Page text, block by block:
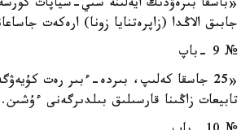
«باسقا بىرەۋدىڭ ايەلىنە سىي-سياپات
جابىق الاڭدا (زاپرەتنايا زونا) ارەكەت
№ 9 -باپ
«25 جاسقا كەلىپ، بىردە-ءبىر رەت
تابيعات زاڭىنا قارسىلىق بىلدىرگەنى